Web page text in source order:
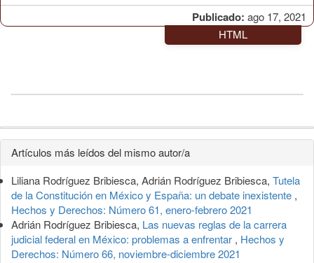
Publicado: ago 17, 2021
HTML
Detalles
del
artículo
Artículos más leídos del mismo autor/a
Liliana Rodríguez Bribiesca, Adrián Rodríguez Bribiesca, Tutela
de la Constitución en México y España: un debate inexistente ,
Hechos y Derechos: Número 61, enero-febrero 2021
Adrián Rodríguez Bribiesca, Las nuevas reglas de la carrera
judicial federal en México: problemas a enfrentar , Hechos y
Derechos: Número 66, noviembre-diciembre 2021